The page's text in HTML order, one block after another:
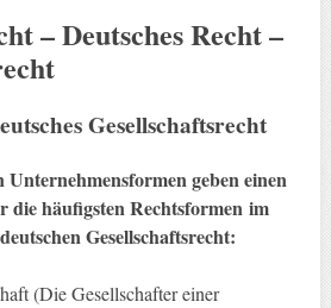
– Deutsches Recht –
Gesellschaftsrecht
geben einen
die häufigsten Rechtsformen im
Gesellschaftsrecht:
(Die Gesellschafter einer